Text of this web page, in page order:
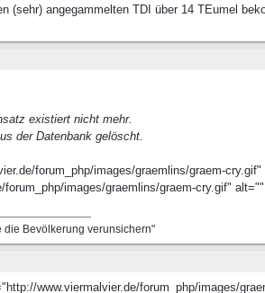
(sehr) angegammelten TDI über 14 TEumel
existiert nicht mehr.
der Datenbank gelöscht.
forum_php/images/graemlins/graem-
images/graemlins/graem-cry.gif"
die Bevölkerung verunsichern"
www.viermalvier.de/forum_php/images/